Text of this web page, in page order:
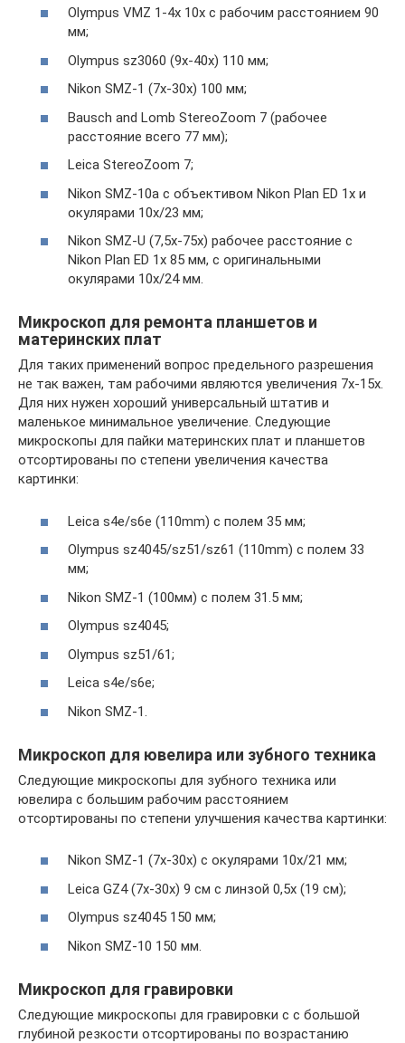
Оlympus VMZ 1-4x 10х с рабочим расстоянием 90
мм;
Olympus sz3060 (9x-40x) 110 мм;
Nikon SMZ-1 (7x-30x) 100 мм;
Bausch and Lomb StereoZoom 7 (рабочее
расстояние всего 77 мм);
Leica StereoZoom 7;
Nikon SMZ-10a с объективом Nikon Plan ED 1x и
окулярами 10х/23 мм;
Nikon SMZ-U (7,5x-75x) рабочее расстояние с
Nikon Plan ED 1x 85 мм, с оригинальными
окулярами 10х/24 мм.
Микроскоп для ремонта планшетов и
материнских плат
Для таких применений вопрос предельного разрешения
не так важен, там рабочими являются увеличения 7х-15х.
Для них нужен хороший универсальный штатив и
маленькое минимальное увеличение. Следующие
микроскопы для пайки материнских плат и планшетов
отсортированы по степени увеличения качества
картинки:
Leica s4e/s6e (110mm) с полем 35 мм;
Olympus sz4045/sz51/sz61 (110mm) с полем 33
мм;
Nikon SMZ-1 (100мм) с полем 31.5 мм;
Olympus sz4045;
Olympus sz51/61;
Leica s4e/s6e;
Nikon SMZ-1.
Микроскоп для ювелира или зубного техника
Следующие микроскопы для зубного техника или
ювелира с большим рабочим расстоянием
отсортированы по степени улучшения качества картинки:
Nikon SMZ-1 (7х-30х) с окулярами 10х/21 мм;
Leica GZ4 (7х-30х) 9 см с линзой 0,5х (19 см);
Olympus sz4045 150 мм;
Nikon SMZ-10 150 мм.
Микроскоп для гравировки
Следующие микроскопы для гравировки c с большой
глубиной резкости отсортированы по возрастанию